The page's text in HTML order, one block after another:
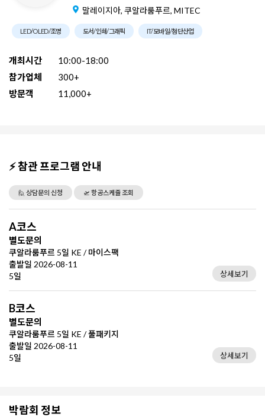
말레이지아, 쿠알라룸푸르, MITEC
LED/OLED/조명 도서/인쇄/그래픽 IT/모바일/첨단산업
개최시간
10:00-18:00
참가업체
300+
방문객
11,000+
⚡ 참관 프로그램 안내
🙋 상담문의 신청 🛫 항공스케쥴 조회
A코스
별도문의
쿠알라룸푸르 5일 KE / 마이스팩
출발일 2026-08-11
5일
상세보기
B코스
별도문의
쿠알라룸푸르 5일 KE / 풀패키지
출발일 2026-08-11
5일
상세보기
박람회 정보